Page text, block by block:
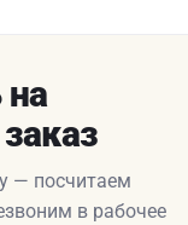
на
— посчитаем
в рабочее